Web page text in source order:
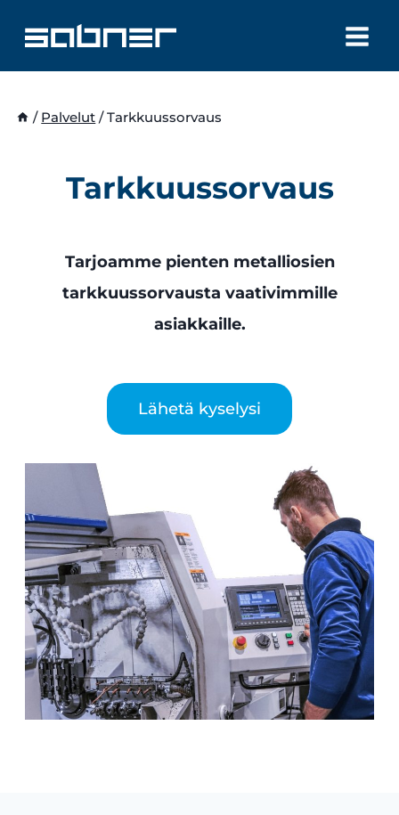
sisältöön
/ Palvelut / Tarkkuussorvaus
Tarkkuussorvaus
Tarjoamme pienten metalliosien
tarkkuussorvausta vaativimmille
asiakkaille.
Lähetä kyselysi